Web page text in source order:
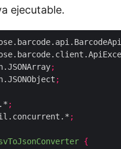
ejecutable.
;
;
;
;
{